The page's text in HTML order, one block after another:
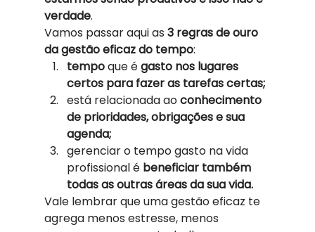
verdade.
Vamos passar aqui as 3 regras de ouro
da gestão eficaz do tempo:
tempo que é gasto nos lugares
certos para fazer as tarefas certas;
está relacionada ao conhecimento
de prioridades, obrigações e sua
agenda;
gerenciar o tempo gasto na vida
profissional é beneficiar também
todas as outras áreas da sua vida.
Vale lembrar que uma gestão eficaz te
agrega menos estresse, menos